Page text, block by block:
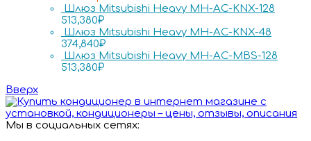
Шлюз Mitsubishi Heavy MH-AC-KNX-128
513,380₽
Шлюз Mitsubishi Heavy MH-AC-KNX-48
374,840₽
Шлюз Mitsubishi Heavy MH-AC-MBS-128
513,380₽
Вверх
Мы в социальных сетях: